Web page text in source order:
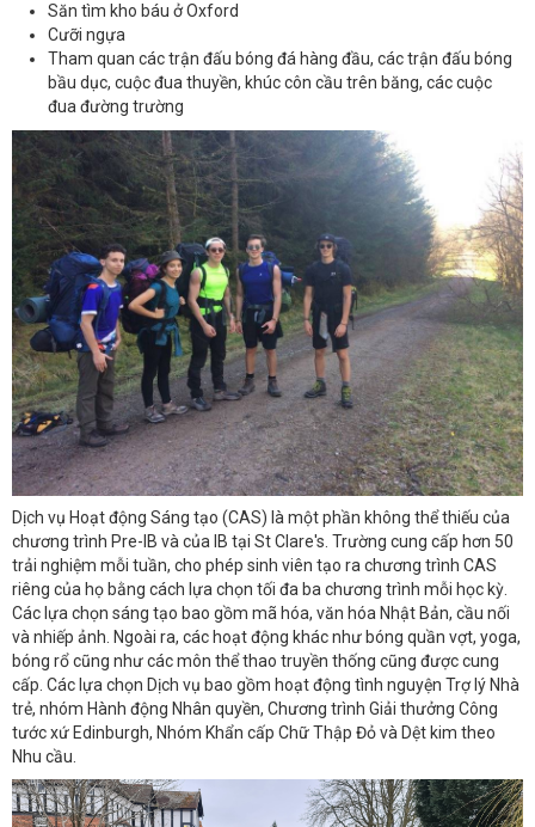
Săn tìm kho báu ở Oxford
Cưỡi ngựa
Tham quan các trận đấu bóng đá hàng đầu, các trận đấu bóng
bầu dục, cuộc đua thuyền, khúc côn cầu trên băng, các cuộc
đua đường trường
Dịch vụ Hoạt động Sáng tạo (CAS) là một phần không thể thiếu của
chương trình Pre-IB và của IB tại St Clare's. Trường cung cấp hơn 50
trải nghiệm mỗi tuần, cho phép sinh viên tạo ra chương trình CAS
riêng của họ bằng cách lựa chọn tối đa ba chương trình mỗi học kỳ.
Các lựa chọn sáng tạo bao gồm mã hóa, văn hóa Nhật Bản, cầu nối
và nhiếp ảnh. Ngoài ra, các hoạt động khác như bóng quần vợt, yoga,
bóng rổ cũng như các môn thể thao truyền thống cũng được cung
cấp. Các lựa chọn Dịch vụ bao gồm hoạt động tình nguyện Trợ lý Nhà
trẻ, nhóm Hành động Nhân quyền, Chương trình Giải thưởng Công
tước xứ Edinburgh, Nhóm Khẩn cấp Chữ Thập Đỏ và Dệt kim theo
Nhu cầu.